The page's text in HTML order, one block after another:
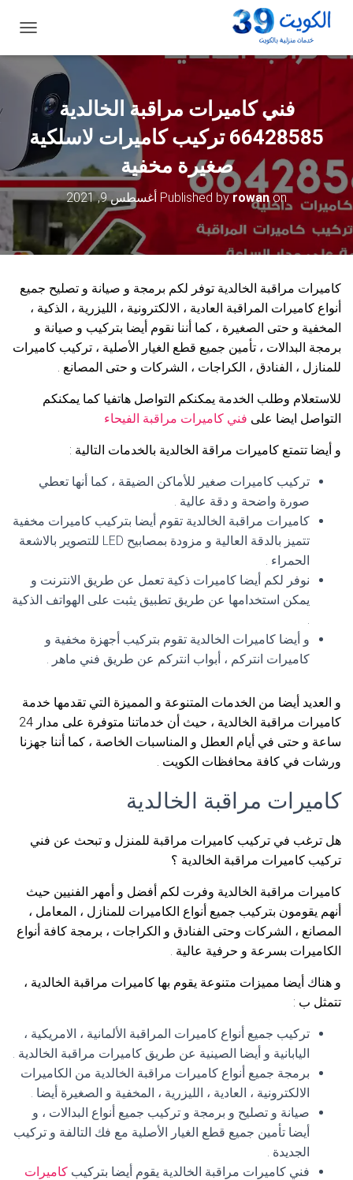
ب
ل
ت
ن
ق
ل
فني كاميرات مراقبة الخالدية
66428585 تركيب كاميرات لاسلكية
صغيرة مخفية
Published byrowanon أغسطس 9, 2021
كاميرات مراقبة الخالدية توفر لكم برمجة و صيانة و تصليح جميع
أنواع كاميرات المراقبة العادية ، الالكترونية ، الليزرية ، الذكية ،
المخفية و حتى الصغيرة ، كما أننا نقوم أيضا بتركيب و صيانة و
برمجة البدالات ، تأمين جميع قطع الغيار الأصلية ، تركيب كاميرات
للمنازل ، الفنادق ، الكراجات ، الشركات و حتى المصانع .
للاستعلام وطلب الخدمة يمكنكم التواصل هاتفيا كما يمكنكم
التواصل ايضا على فني كاميرات مراقبة الفيحاء
و أيضا تتمتع كاميرات مراقة الخالدية بالخدمات التالية :
تركيب كاميرات صغير للأماكن الضيقة ، كما أنها تعطي
صورة واضحة و دقة عالية .
كاميرات مراقبة الخالدية تقوم أيضا بتركيب كاميرات مخفية
تتميز بالدقة العالية و مزودة بمصابيح LED للتصوير بالاشعة
الحمراء .
نوفر لكم أيضا كاميرات ذكية تعمل عن طريق الانترنت و
يمكن استخدامها عن طريق تطبيق يثبت على الهواتف الذكية
.
و أيضا كاميرات الخالدية تقوم بتركيب أجهزة مخفية و
كاميرات انتركم ، أبواب انتركم عن طريق فني ماهر .
و العديد أيضا من الخدمات المتنوعة و المميزة التي تقدمها خدمة
كاميرات مراقبة الخالدية ، حيث أن خدماتنا متوفرة على مدار 24
ساعة و حتى في أيام العطل و المناسبات الخاصة ، كما أننا جهزنا
ورشات في كافة محافظات الكويت .
كاميرات مراقبة الخالدية
هل ترغب في تركيب كاميرات مراقبة للمنزل و تبحث عن فني
تركيب كاميرات مراقبة الخالدية ؟
كاميرات مراقبة الخالدية وفرت لكم أفضل و أمهر الفنيين حيث
أنهم يقومون بتركيب جميع أنواع الكاميرات للمنازل ، المعامل ،
المصانع ، الشركات وحتى الفنادق و الكراجات ، برمجة كافة أنواع
الكاميرات بسرعة و حرفية عالية .
و هناك أيضا مميزات متنوعة يقوم بها كاميرات مراقبة الخالدية ،
تتمثل ب :
تركيب جميع أنواع كاميرات المراقبة الألمانية ، الامريكية ،
اليابانية و أيضا الصينية عن طريق كاميرات مراقبة الخالدية .
برمجة جميع أنواع كاميرات مراقبة الخالدية من الكاميرات
الالكترونية ، العادية ، الليزرية ، المخفية و الصغيرة أيضا .
صيانة و تصليح و برمجة و تركيب جميع أنواع البدالات ، و
أيضا تأمين جميع قطع الغيار الأصلية مع فك التالفة و تركيب
الجديدة .
فني كاميرات مراقبة الخالدية يقوم أيضا بتركيب كاميرات